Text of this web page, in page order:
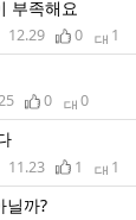
자동차 산업과 협
입이 없는 자율
부족해요
12.29 0 1
0 0
11.23 1 1
닐까?